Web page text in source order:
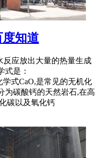
度知道
反应放出大量的热量生成
式是：
学式CaO,是常见的无机化
为碳酸钙的天然岩石,在高
碳以及氧化钙